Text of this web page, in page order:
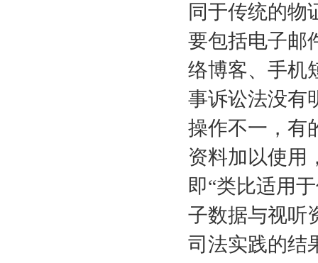
同于传统的物
要包括电子邮
络博客、手机
事诉讼法没有
操作不一，有
资料加以使用
即“类比适用
子数据与视听
司法实践的结